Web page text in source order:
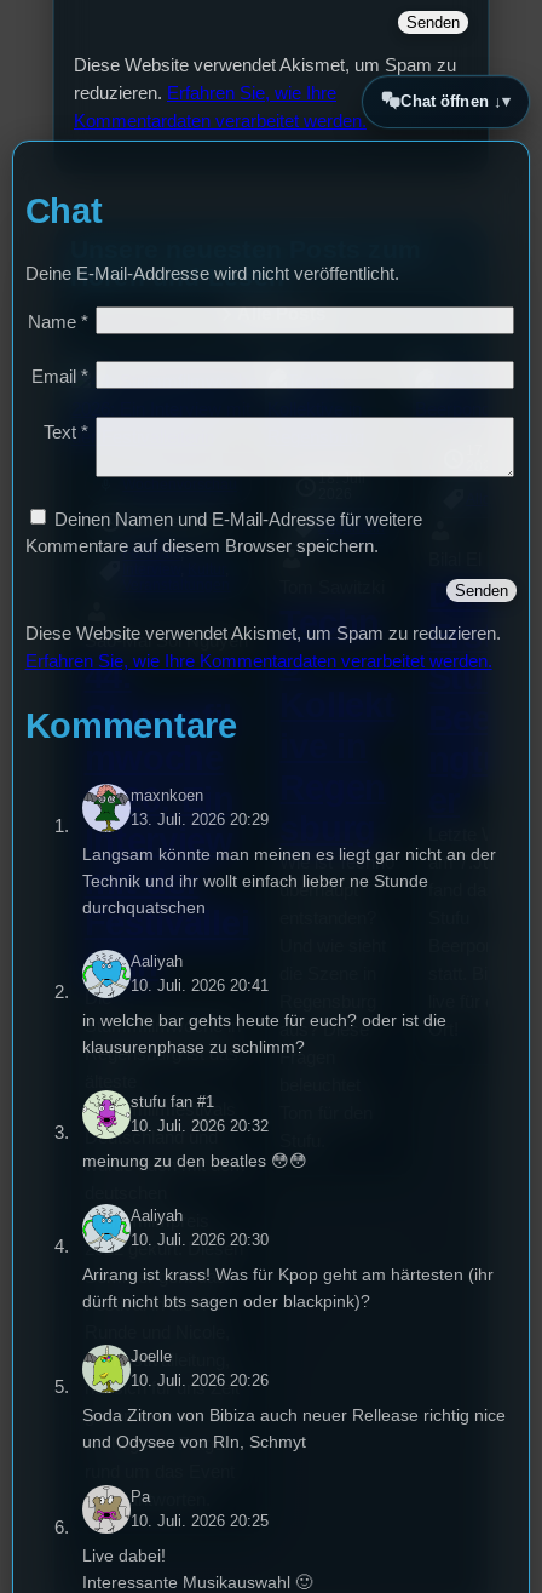
Diese Website verwendet Akismet, um Spam zu
reduzieren. Erfahren Sie, wie Ihre
Kommentardaten verarbeitet werden.
Hören und Lesen
Alle Posts
3. August 2026
Festivals ,
Sao-Mai Sol Nguyen
44.
Stummfil
2026: Ein
Interview
mit der
Festivallei
terin
Die
Stummfilmwoche in
Regensburg ist das
Stummfilmfestivals
Deutschland und
wurde auch mit dem
Stummfilmpreis
2022 gekürt. Diesen
Sommer geht das
Festival in die 44.
die Festivalleitung,
hat sich für uns Zeit
genommen um die
wichtigsten Fragen
zu beantworten.
18. Juli
Allgemein
Techn
o
Wie ist Techno
überhaupt
aus? Diese
Fragen
Das
Erste
Stufu
am 7.Juli 2026
Ort!
Chat öffnen ↓
Chat
Deine E-Mail-Addresse wird nicht veröffentlicht.
Name *
Email *
Text *
Deinen Namen und E-Mail-Adresse für weitere
Kommentare auf diesem Browser speichern.
Diese Website verwendet Akismet, um Spam zu reduzieren.
Erfahren Sie, wie Ihre Kommentardaten verarbeitet werden.
Kommentare
maxnkoen
13. Juli. 2026 20:29
Langsam könnte man meinen es liegt gar nicht an der
Technik und ihr wollt einfach lieber ne Stunde
durchquatschen
Aaliyah
10. Juli. 2026 20:41
in welche bar gehts heute für euch? oder ist die
klausurenphase zu schlimm?
stufu fan #1
10. Juli. 2026 20:32
meinung zu den beatles 😳😳
Aaliyah
10. Juli. 2026 20:30
Arirang ist krass! Was für Kpop geht am härtesten (ihr
dürft nicht bts sagen oder blackpink)?
Joelle
10. Juli. 2026 20:26
Soda Zitron von Bibiza auch neuer Rellease richtig nice
und Odysee von RIn, Schmyt
Pa
10. Juli. 2026 20:25
Live dabei!
Interessante Musikauswahl 🙂